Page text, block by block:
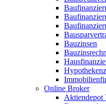
Bauzinsen
Online Broker
Aktiendepot